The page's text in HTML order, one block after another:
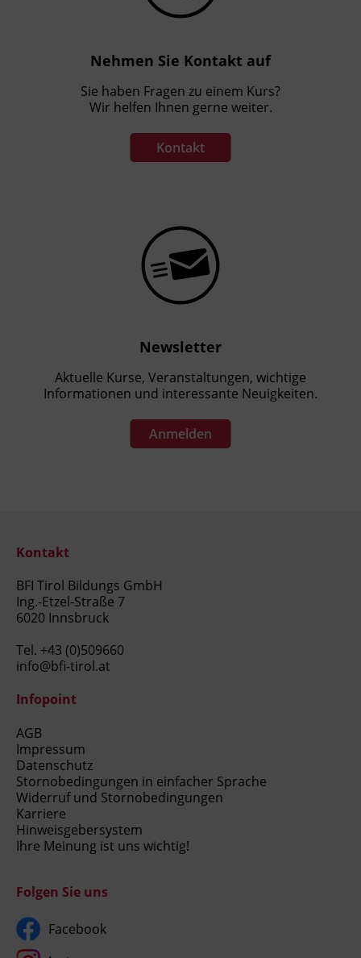
Nehmen Sie Kontakt auf
Sie haben Fragen zu einem Kurs?
Wir helfen Ihnen gerne weiter.
Kontakt
Newsletter
Aktuelle Kurse, Veranstaltungen, wichtige
Informationen und interessante Neuigkeiten.
Anmelden
Kontakt
BFI Tirol Bildungs GmbH
Ing.-Etzel-Straße 7
6020 Innsbruck
Tel. +43 (0)509660
info@bfi-tirol.at
Infopoint
AGB
Impressum
Datenschutz
Stornobedingungen in einfacher Sprache
Widerruf und Stornobedingungen
Karriere
Hinweisgebersystem
Ihre Meinung ist uns wichtig!
Folgen Sie uns
Facebook